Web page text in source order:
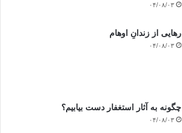
۰۴/۰۸/۰۳
رهایی از زندانِ اوهام
۰۴/۰۸/۰۳
چگونه به آثار استغفار دست بیابیم؟
۰۴/۰۸/۰۳